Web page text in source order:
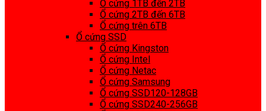
Ổ cứng 1TB đến 2TB
Ổ cứng 2TB đến 6TB
Ổ cứng trên 6TB
Ổ cứng SSD
Ổ cứng Kingston
Ổ cứng Intel
Ổ cứng Netac
Ổ cứng Samsung
Ổ cứng SSD120-128GB
Ổ cứng SSD240-256GB